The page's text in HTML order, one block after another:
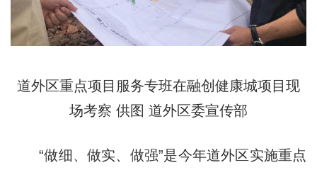
道外区重点项目服务专班在融创健康城项目现
场考察 供图 道外区委宣传部
“做细、做实、做强”是今年道外区实施重点